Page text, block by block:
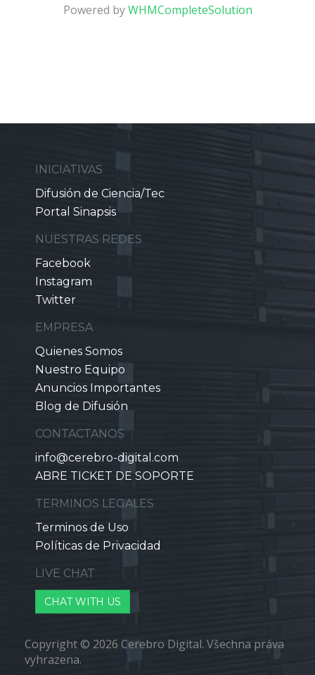
Powered byWHMCompleteSolution
INICIATIVAS
Difusión de Ciencia/Tec
Portal Sinapsis
NUESTRAS REDES
Facebook
Instagram
Twitter
EMPRESA
Quienes Somos
Nuestro Equipo
Anuncios Importantes
Blog de Difusión
CONTACTANOS
info@cerebro-digital.com
ABRE TICKET DE SOPORTE
TERMINOS LEGALES
Terminos de Uso
Políticas de Privacidad
LIVE CHAT
CHAT WITH US
Copyright © 2026 Cerebro Digital. Všechna práva
vyhrazena.